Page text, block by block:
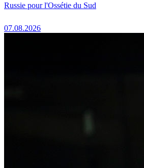
Russie pour l'Ossétie du Sud
07.08.2026